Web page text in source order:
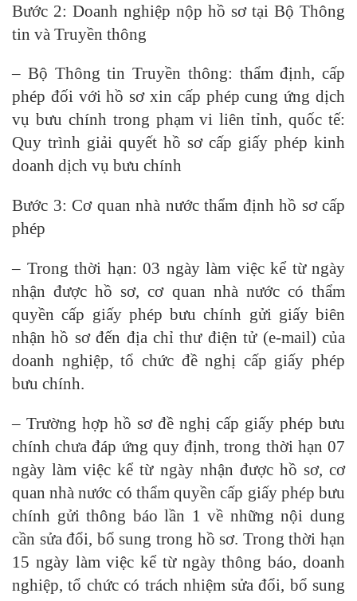
Bước 2: Doanh nghiệp nộp hồ sơ tại Bộ Thông
tin và Truyền thông
– Bộ Thông tin Truyền thông: thẩm định, cấp
phép đối với hồ sơ xin cấp phép cung ứng dịch
vụ bưu chính trong phạm vi liên tỉnh, quốc tế:
Quy trình giải quyết hồ sơ cấp giấy phép kinh
doanh dịch vụ bưu chính
Bước 3: Cơ quan nhà nước thẩm định hồ sơ cấp
phép
– Trong thời hạn: 03 ngày làm việc kể từ ngày
nhận được hồ sơ, cơ quan nhà nước có thẩm
quyền cấp giấy phép bưu chính gửi giấy biên
nhận hồ sơ đến địa chỉ thư điện tử (e-mail) của
doanh nghiệp, tổ chức đề nghị cấp giấy phép
bưu chính.
– Trường hợp hồ sơ đề nghị cấp giấy phép bưu
chính chưa đáp ứng quy định, trong thời hạn 07
ngày làm việc kể từ ngày nhận được hồ sơ, cơ
quan nhà nước có thẩm quyền cấp giấy phép bưu
chính gửi thông báo lần 1 về những nội dung
cần sửa đổi, bổ sung trong hồ sơ. Trong thời hạn
15 ngày làm việc kể từ ngày thông báo, doanh
nghiệp, tổ chức có trách nhiệm sửa đổi, bổ sung